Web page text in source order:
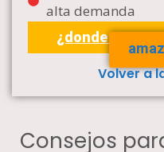
alta demanda
¿donde
Volver a
Consejos